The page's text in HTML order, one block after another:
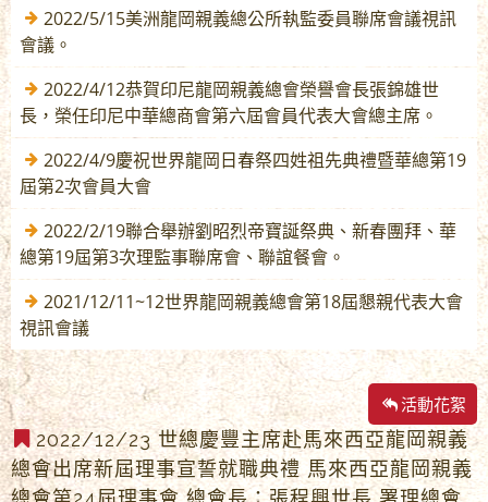
2022/5/15美洲龍岡親義總公所執監委員聯席會議視訊
會議。
2022/4/12恭賀印尼龍岡親義總會榮譽會長張錦雄世
長，榮任印尼中華總商會第六屆會員代表大會總主席。
2022/4/9慶祝世界龍岡日春祭四姓祖先典禮暨華總第19
屆第2次會員大會
2022/2/19聯合舉辦劉昭烈帝寶誕祭典、新春團拜、華
總第19屆第3次理監事聯席會、聯誼餐會。
2021/12/11~12世界龍岡親義總會第18屆懇親代表大會
視訊會議
活動花絮
2022/12/23 世總慶豐主席赴馬來西亞龍岡親義
總會出席新屆理事宣誓就職典禮 馬來西亞龍岡親義